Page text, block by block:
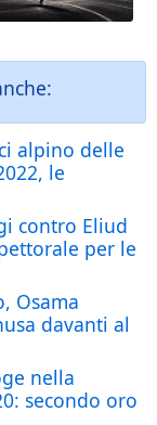
alpino delle
le
contro Eliud
per le
Osama
davanti al
nella
secondo oro